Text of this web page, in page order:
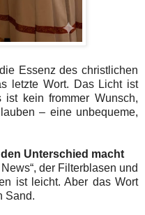
Essenz des christlichen
letzte Wort. Das Licht ist
kein frommer Wunsch,
– eine unbequeme,
Unterschied macht
der Filterblasen und
ist leicht. Aber das Wort
Sand.